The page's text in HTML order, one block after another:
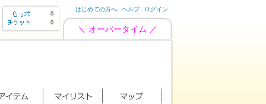
0
0
はじめての方へ ヘルプ ログイン
＼ オーバータイム ／